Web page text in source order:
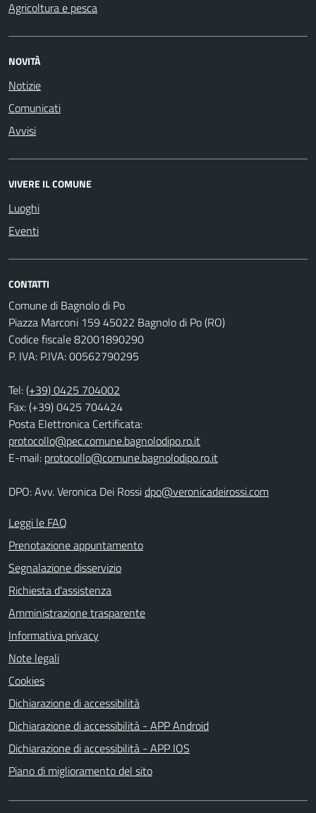
Agricoltura e pesca
NOVITÀ
Notizie
Comunicati
Avvisi
VIVERE IL COMUNE
Luoghi
Eventi
CONTATTI
Comune di Bagnolo di Po
Piazza Marconi 159 45022 Bagnolo di Po (RO)
Codice fiscale 82001890290
P. IVA: P.IVA: 00562790295
Tel:(+39) 0425 704002
Fax: (+39) 0425 704424
Posta Elettronica Certificata:
protocollo@pec.comune.bagnolodipo.ro.it
E-mail: protocollo@comune.bagnolodipo.ro.it
DPO: Avv. Veronica Dei Rossidpo@veronicadeirossi.com
Leggi le FAQ
Prenotazione appuntamento
Segnalazione disservizio
Richiesta d'assistenza
Amministrazione trasparente
Informativa privacy
Note legali
Cookies
Dichiarazione di accessibilità
Dichiarazione di accessibilità - APP Android
Dichiarazione di accessibilità - APP IOS
Piano di miglioramento del sito